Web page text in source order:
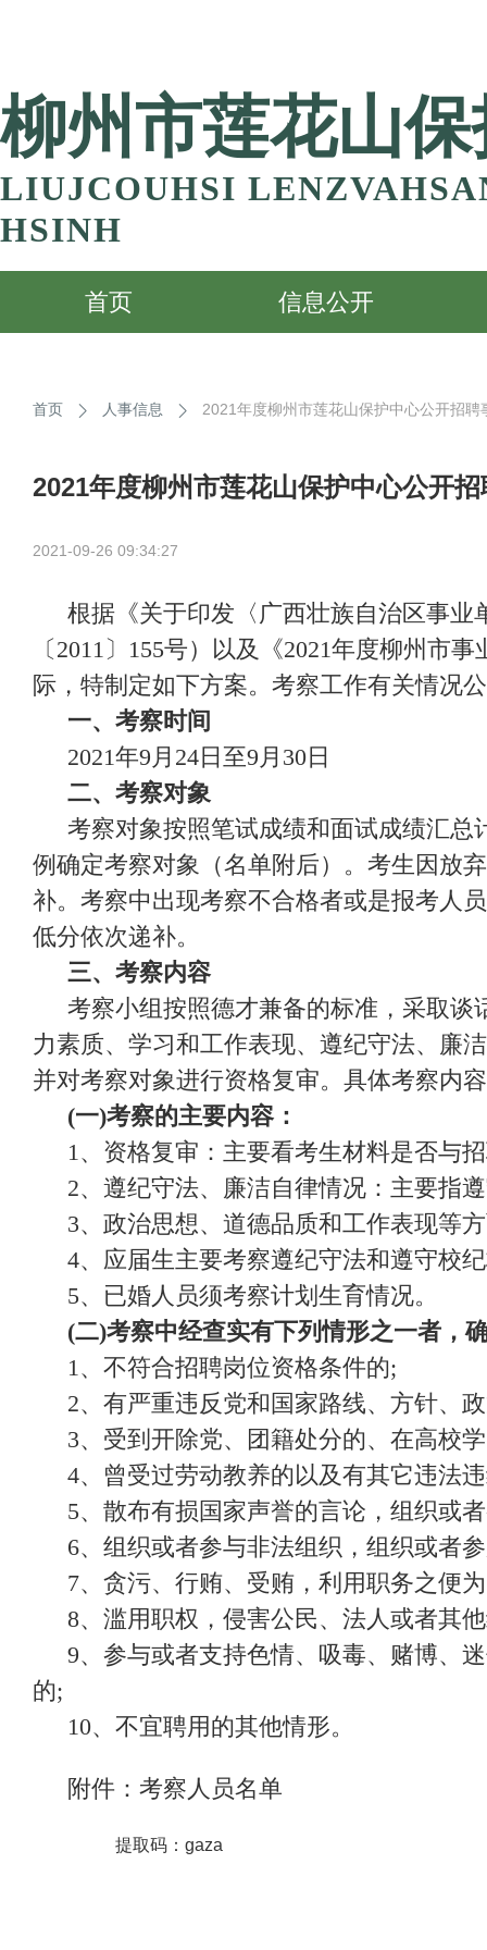
柳州市莲花山
LIUJCOUHSI
HSINH
首页 信息公开
首页 人事信息 2021年度柳州市莲花山保护中心公开招
2021年度柳州市莲花山保护中心公开
2021-09-26 09:34:27
根据《关于印发〈广西壮族自治区事
〔2011〕155号）以及《2021年度柳州市
际，特制定如下方案。考察工作有关情况
一、考察时间
2021年9月24日至9月30日
二、考察对象
考察对象按照笔试成绩和面试成绩汇
例确定考察对象（名单附后）。考生因放
补。考察中出现考察不合格者或是报考人
低分依次递补。
三、考察内容
考察小组按照德才兼备的标准，采取
力素质、学习和工作表现、遵纪守法、廉
并对考察对象进行资格复审。具体考察内
(一)考察的主要内容：
1、资格复审：主要看考生材料是否与
2、遵纪守法、廉洁自律情况：主要指
3、政治思想、道德品质和工作表现等
4、应届生主要考察遵纪守法和遵守校
5、已婚人员须考察计划生育情况。
(二)考察中经查实有下列情形之一者，
1、不符合招聘岗位资格条件的;
2、有严重违反党和国家路线、方针、
3、受到开除党、团籍处分的、在高校
4、曾受过劳动教养的以及有其它违法
5、散布有损国家声誉的言论，组织或
6、组织或者参与非法组织，组织或者
7、贪污、行贿、受贿，利用职务之便
8、滥用职权，侵害公民、法人或者其
9、参与或者支持色情、吸毒、赌博、
的;
10、不宜聘用的其他情形。
附件：考察人员名单
提取码：gaza